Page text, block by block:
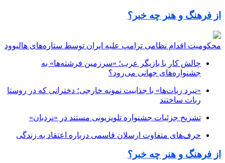
از فرهنگ و هنر چه خبر؟
محکومیت اقدام نظامی ترامپ علیه ایران توسط ستاره‌های هالیوود
چالش کار با بازیگر عرب؛ «سرزمین فرشته‌ها» به
جشنواره‌های جهانی می‌رود؟
«نبرد ربات‌ها» با جذابیت نمونه خارجی؛ دخترانی که در روستا
ربات ساختند
تشریح جزئیات جشنواره‌ تلویزیونی مستند در «نردبان»
حرف‌های متفاوت ارسلان قاسمی درباره اعتقاد به زندگی
از فرهنگ و هنر چه خبر؟